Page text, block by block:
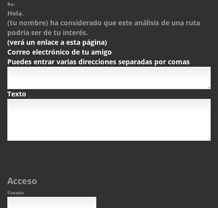
Re:
Hola.
(tu nombre) ha considerado que este análisis de una ruta
podría ser de tu interés.
(verá un enlace a esta página)
Correo electrónico de tu amigo
Puedes entrar varias direcciones separadas por comas
Texto
Acceso
Usuario